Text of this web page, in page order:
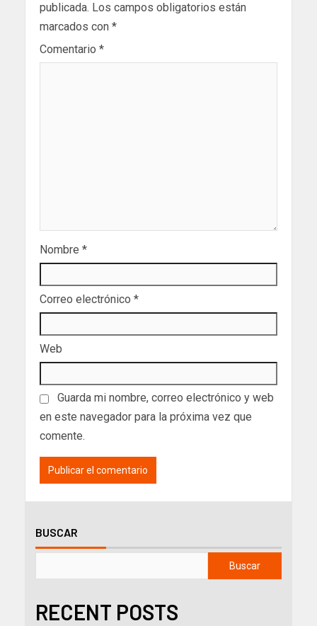
publicada. Los campos obligatorios están
marcados con *
Comentario *
Nombre *
Correo electrónico *
Web
Guarda mi nombre, correo electrónico y web
en este navegador para la próxima vez que
comente.
BUSCAR
Buscar
RECENT POSTS